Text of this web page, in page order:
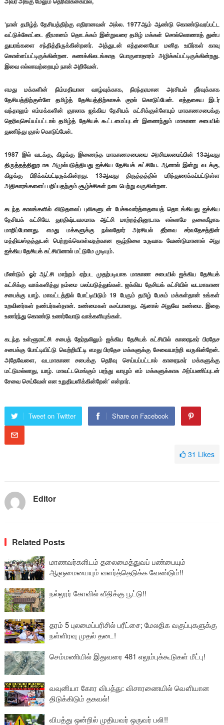
‘நான் தமிழ்த் தேசியத்திற்கு எதிரானவன் அல்ல. 1977ஆம் ஆண்டு கொண்டுவரப்பட்ட
வட்டுக்கோட்டை தீர்மானம் தொடக்கம் இன்றுவரை தமிழ் மக்கள் சொல்லொணாத் துன்ப
துயரங்களை சந்தித்திருக்கின்றனர். அத்துடன் எத்தனையோ மனித உயிர்கள் காவு
கொள்ளப்பட்டிருக்கின்றன. கணக்கிலடங்காத பொருளாதாரம் அழிக்கப்பட்டிருக்கின்றது.
இவை எல்லாவற்றையும் நான் அறிவேன்.
எமது மக்களின் நிம்மதியான வாழ்வுக்காக, நிரந்தரமான அரசியல் தீர்வுக்காக
தேசியத்திற்குள்ளே தமிழ்த் தேசியத்திற்காகக் குரல் கொடுப்பேன். எத்தகைய இடர்
வந்தாலும் எம்மக்களின் குரலாக ஐக்கிய தேசியக் கட்சிக்குள்ளேயும் மாகாணசபைக்கு
தெரிவுசெய்யப்பட்டால் தமிழ்த் தேசியக் கூட்டமைப்புடன் இணைந்தும் மாகாண சபையில்
துணிந்து குரல் கொடுப்பேன்.
1987 இல் வடக்கு, கிழக்கு இணைந்த மாகாணசபையை அரசியலமைப்பின் 13ஆவது
திருத்தத்தினூடாக அமுல்படுத்தியது ஐக்கிய தேசியக் கட்சியே. ஆனால் இன்று வடக்கு,
கிழக்கு பிரிக்கப்பட்டிருக்கின்றது. 13ஆவது திருத்தத்தில் பரிந்துரைக்கப்பட்டுள்ள
அதிகாரங்களைப் பறிப்பதற்கும் சூழ்ச்சிகள் நடைபெற்று வருகின்றன.
கடந்த காலங்களில் விடுதலைப் புலிகளுடன் பேச்சுவார்த்தையைத் தொடங்கியது ஐக்கிய
தேசியக் கட்சியே. துரதிஷ்டவசமாக ஆட்சி மாற்றத்தினூடாக எல்லாமே தலைகீழாக
மாறிப்போனது. எமது மக்களுக்கு நல்லதோர் அரசியல் தீர்வை சர்வதேசத்தின்
மத்தியஸ்தத்துடன் பெற்றுக்கொள்வதற்கான சூழ்நிலை உருவாக வேண்டுமானால் அது
ஐக்கிய தேசியக் கட்சியினால் மட்டுமே முடியும்.
மீண்டும் ஓர் ஆட்சி மாற்றம் ஏற்பட முதற்படியாக மாகாண சபையில் ஐக்கிய தேசியக்
கட்சிக்கு வாக்களித்து நம்மை பலப்படுத்துங்கள். ஐக்கிய தேசியக் கட்சியில் வடமாகாண
சபைக்கு யாழ். மாவட்டத்தில் போட்டியிடும் 19 பேரும் தமிழ் பேசும் மக்கள்தான் உங்கள்
உறவினர்கள் நண்பர்கள்தான். உண்மைகள் கசப்பானது. ஆனால் அதுவே உண்மை. இதை
உணர்ந்து கொண்டு உணர்வோடு வாக்களியுங்கள்.
கடந்த உள்ளூராட்சி சபைத் தேர்தலிலும் ஐக்கிய தேசியக் கட்சியில் காரைநகர் பிரதேச
சபைக்கு போட்டியிட்டு வெற்றியீட்டி எமது பிரதேச மக்களுக்கு சேவையாற்றி வருகின்றேன்.
அதேவேளை, வடமாகாண சபைக்கு தெரிவு செய்யப்பட்டால் காரைநகர் மக்களுக்கு
மட்டுமல்லாது, யாழ். மாவட்டமெங்கும் பரந்து வாழும் எம் மக்களுக்காக அர்ப்பணிப்புடன்
சேவை செய்வேன் என உறுதியளிக்கின்றேன்’ என்றார்.
Tweet on Twitter Share on Facebook
31 Likes
Editor
Related Posts
மாணவர்களிடம் தலைமைத்துவப் பண்பையும்
ஆளுமையையும் வளர்த்தெடுக்க வேண்டும்!!
நல்லூர் கோவில் வீதிக்கு பூட்டு!!
தரம் 5 புலமைப்பரிசில் பரீட்சை; மேலதிக வகுப்புகளுக்கு
நள்ளிரவு முதல் தடை!
செம்மணியில் இதுவரை 481 எலும்புக்கூடுகள் மீட்பு!
வவுனியா கோர விபத்து: விசாரணையில் வௌியான
திடுக்கிடும் தகவல்!
விபத்து ஒன்றில் முதியவர் ஒருவர் பலி!!